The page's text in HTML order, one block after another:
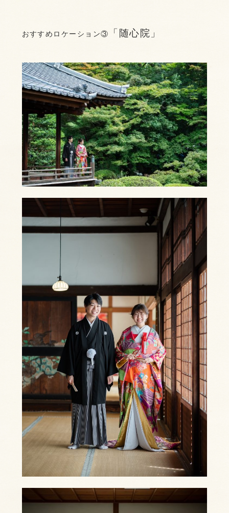
おすすめロケーション③ 「随心院」